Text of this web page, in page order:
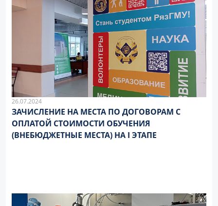
26.07.2024
ЗАЧИСЛЕНИЕ НА МЕСТА ПО ДОГОВОРАМ С
ОПЛАТОЙ СТОИМОСТИ ОБУЧЕНИЯ
(ВНЕБЮДЖЕТНЫЕ МЕСТА) НА I ЭТАПЕ